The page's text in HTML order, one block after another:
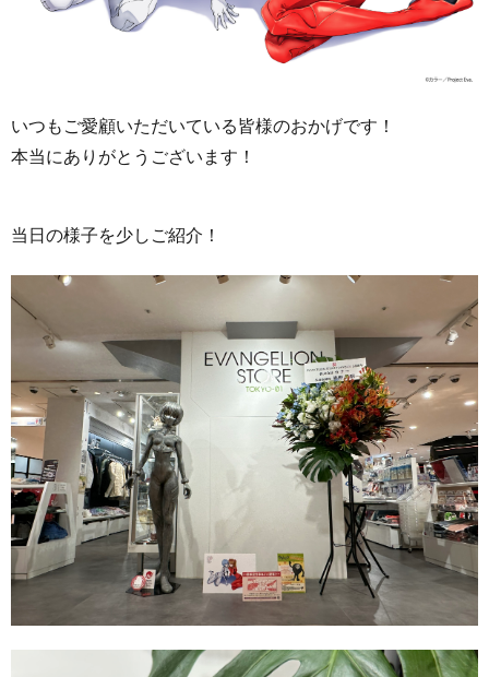
いつもご愛顧いただいている皆様のおかげです！
本当にありがとうございます！
当日の様子を少しご紹介！